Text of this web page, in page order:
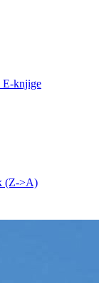
E-knjige
(Z->A)